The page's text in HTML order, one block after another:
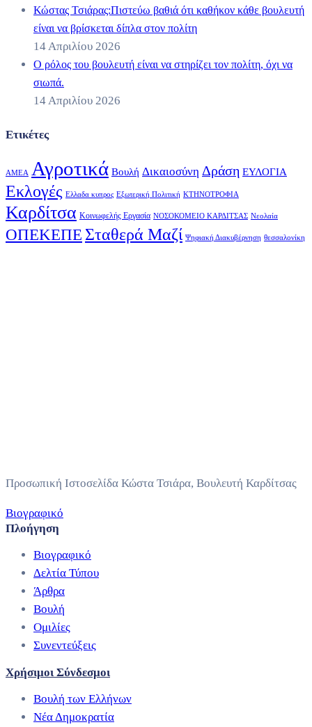
Κώστας Τσιάρας:Πιστεύω βαθιά ότι καθήκον κάθε βουλευτή
είναι να βρίσκεται δίπλα στον πολίτη
14 Απριλίου 2026
Ο ρόλος του βουλευτή είναι να στηρίζει τον πολίτη, όχι να
σιωπά.
14 Απριλίου 2026
Ετικέτες
ΑΜΕΑ Αγροτικά Βουλή Δικαιοσύνη Δράση ΕΥΛΟΓΙΑ
Εκλογές Ελλαδα κυπρος Εξωτερική Πολιτική ΚΤΗΝΟΤΡΟΦΙΑ
Καρδίτσα Κοινωφελής Εργασία ΝΟΣΟΚΟΜΕΙΟ ΚΑΡΔΙΤΣΑΣ Νεολαία
ΟΠΕΚΕΠΕ Σταθερά Μαζί Ψηφιακή Διακυβέρνηση θεσσαλονίκη
Προσωπική Ιστοσελίδα Κώστα Τσιάρα, Βουλευτή Καρδίτσας
Βιογραφικό
Πλοήγηση
Βιογραφικό
Δελτία Τύπου
Άρθρα
Βουλή
Ομιλίες
Συνεντεύξεις
Χρήσιμοι Σύνδεσμοι
Βουλή των Ελλήνων
Νέα Δημοκρατία